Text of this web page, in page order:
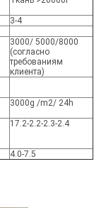
3-4
3000/ 5000/8000
(согласно
требованиям
клиента)
3000g /m2/ 24h
17.2-2.2-2.3-2.4
4.0-7.5